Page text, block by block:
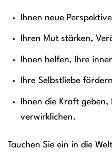
Ihnen neue
Ihren Mut stärken,
Ihnen helfen, Ihre
Ihre Selbstliebe
Ihnen die Kraft geben,
verwirklichen.
Tauchen Sie ein in die